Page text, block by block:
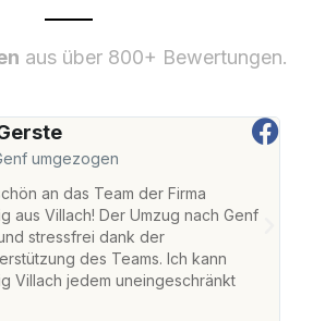
aus über 800+ Bewertungen.
umgezogen
an das Team der Firma
aus Villach! Der Umzug nach Genf
stressfrei dank der
des Teams. Ich kann
Villach jedem uneingeschränkt